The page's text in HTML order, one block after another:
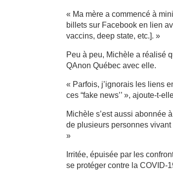
« Ma mère a commencé à
billets sur Facebook en lien
vaccins, deep state, etc.]. »
Peu à peu, Michèle a réalisé
QAnon Québec avec elle.
« Parfois, j’ignorais les liens
ces “fake news’’ », ajoute-t-
Michèle s’est aussi abonnée
de plusieurs personnes vivant
»
Irritée, épuisée par les
se protéger contre la COVID-